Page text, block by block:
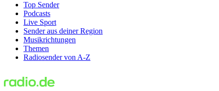
Top Sender
Podcasts
Live Sport
Sender aus deiner Region
Musikrichtungen
Themen
Radiosender von A-Z